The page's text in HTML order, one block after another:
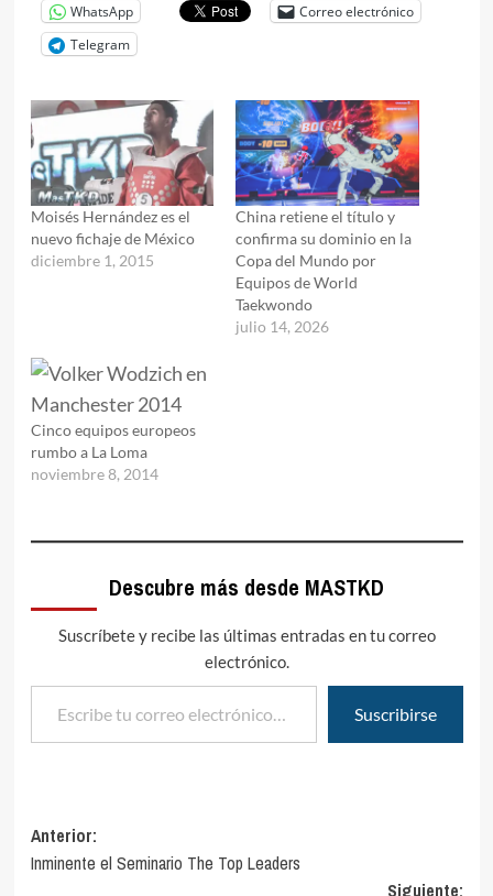
WhatsApp
Correo electrónico
Telegram
Moisés Hernández es el
nuevo fichaje de México
diciembre 1, 2015
China retiene el título y
confirma su dominio en la
Copa del Mundo por
Equipos de World
Taekwondo
julio 14, 2026
Cinco equipos europeos
rumbo a La Loma
noviembre 8, 2014
Descubre más desde MASTKD
Suscríbete y recibe las últimas entradas en tu correo
electrónico.
Escribe tu correo electrónico…
Suscribirse
Navegación
de
Anterior:
Inminente el Seminario The Top Leaders
Siguiente: